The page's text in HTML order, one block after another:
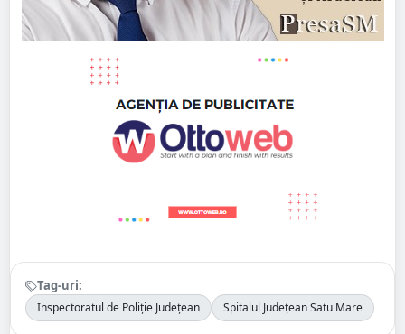
Tag-uri:
Inspectoratul de Poliție Județean Spitalul Județean Satu Mare